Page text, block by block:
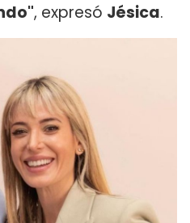
, expresó Jésica.